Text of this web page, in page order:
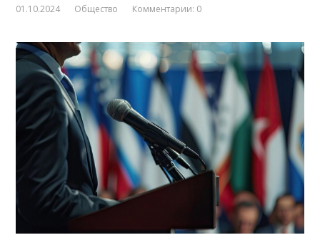
01.10.2024 Общество Комментарии: 0